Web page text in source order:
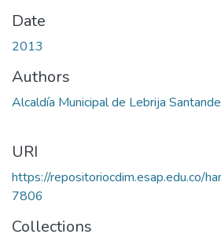
Date
2013
Authors
Alcaldía Municipal de Lebrija
URI
https://repositoriocdim.esap.edu.co/
7806
Collections